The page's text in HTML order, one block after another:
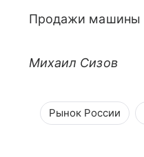
Продажи машины
Михаил Сизов
Рынок России